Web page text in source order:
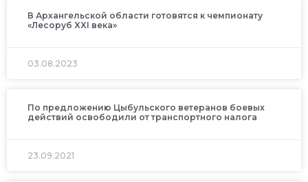
В Архангельской области готовятся к чемпионату
«Лесоруб XXI века»
03.08.2023
По предложению Цыбульского ветеранов боевых
действий освободили от транспортного налога
23.09.2021